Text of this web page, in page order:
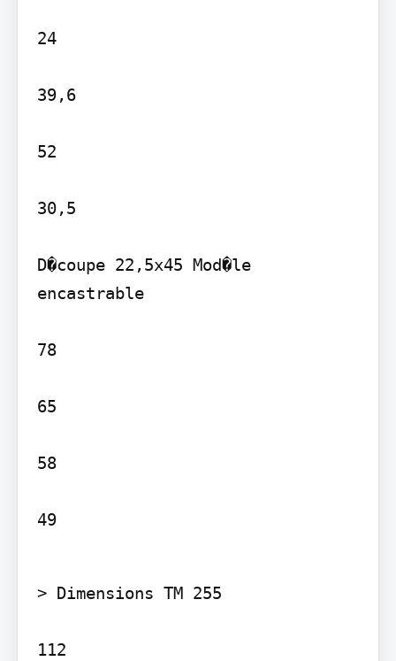
24
39,6
52
30,5
D�coupe 22,5x45 Mod�le
encastrable
78
65
58
49
> Dimensions TM 255
112